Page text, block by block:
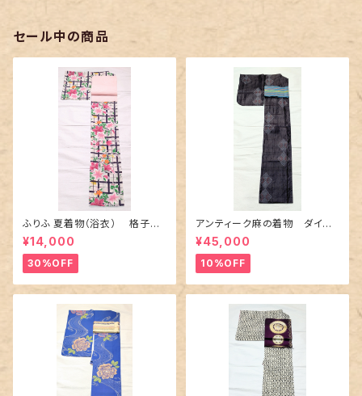
セール中の商品
ふりふ 夏着物（浴衣） 格子に
百合や秋草花
¥14,000
30%OFF
アンティーク麻の着物 ダイヤ
に市松柄の上布
¥45,000
10%OFF